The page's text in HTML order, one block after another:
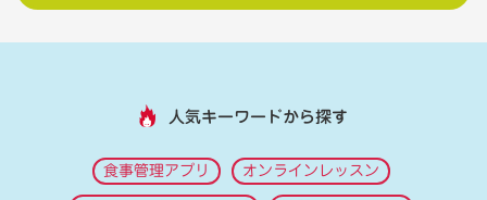
人気キーワードから探す
食事管理アプリ オンラインレッスン